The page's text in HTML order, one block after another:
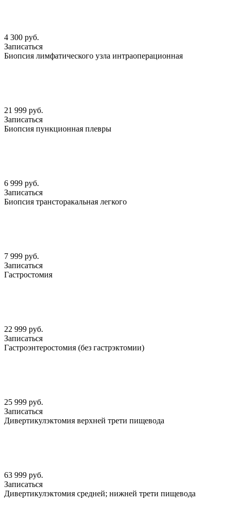
4 300 руб.
Записаться
Биопсия лимфатического узла интраоперационная
21 999 руб.
Записаться
Биопсия пункционная плевры
6 999 руб.
Записаться
Биопсия трансторакальная легкого
7 999 руб.
Записаться
Гастростомия
22 999 руб.
Записаться
Гастроэнтеростомия (без гастрэктомии)
25 999 руб.
Записаться
Дивертикулэктомия верхней трети пищевода
63 999 руб.
Записаться
Дивертикулэктомия средней; нижней трети пищевода